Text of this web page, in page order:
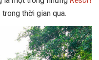
trong thời gian qua.